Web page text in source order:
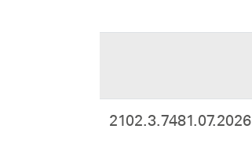
2102.3.7481.07.2026